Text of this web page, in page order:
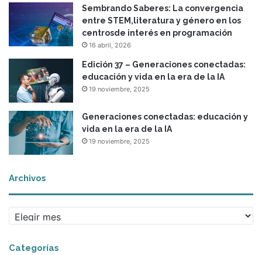
Sembrando Saberes: La convergencia
entre STEM,literatura y género en los
centrosde interés en programación
16 abril, 2026
Edición 37 – Generaciones conectadas:
educación y vida en la era de la IA
19 noviembre, 2025
Generaciones conectadas: educación y
vida en la era de la IA
19 noviembre, 2025
Archivos
r
h
Categorías